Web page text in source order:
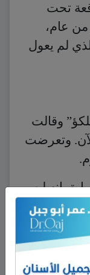
تحت
من عام،
لم يعول
وقالت
وتعرضت
إنه لن
احتمال
على
إن